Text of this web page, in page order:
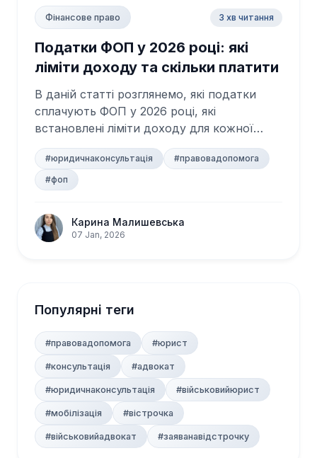
Фінансове право 3 хв читання
Податки ФОП у 2026 році: які
ліміти доходу та скільки платити
В даній статті розглянемо, які податки
сплачують ФОП у 2026 році, які
встановлені ліміти доходу для кожної
групи та скіл...
#юридичнаконсультація
#правовадопомога
#фоп
Карина Малишевська
07 Jan, 2026
Популярні теги
#правовадопомога #юрист
#консультація #адвокат
#юридичнаконсультація #військовийюрист
#мобілізація #вістрочка
#військовийадвокат #заяванавідстрочку